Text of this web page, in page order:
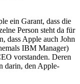
ein Garant, dass die
Person steht da für
dass Apple auch John
IBM Manager)
vorstanden. Deren
darin, den Apple-